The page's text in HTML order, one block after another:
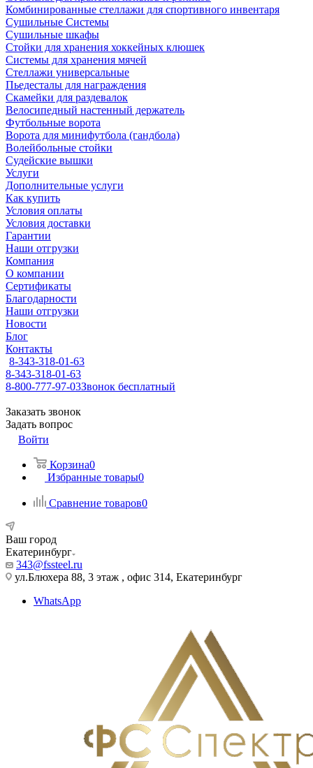
Комбинированные стеллажи для спортивного инвентаря
Сушильные Системы
Сушильные шкафы
Стойки для хранения хоккейных клюшек
Системы для хранения мячей
Стеллажи универсальные
Пьедесталы для награждения
Скамейки для раздевалок
Велосипедный настенный держатель
Футбольные ворота
Ворота для минифутбола (гандбола)
Волейбольные стойки
Судейские вышки
Услуги
Дополнительные услуги
Как купить
Условия оплаты
Условия доставки
Гарантии
Наши отгрузки
Компания
О компании
Сертификаты
Благодарности
Наши отгрузки
Новости
Блог
Контакты
8-343-318-01-63
8-343-318-01-63
8-800-777-97-03Звонок бесплатный
Заказать звонок
Задать вопрос
Войти
Корзина0
Избранные товары0
Сравнение товаров0
Ваш город
Екатеринбург
343@fssteel.ru
ул.Блюхера 88, 3 этаж , офис 314, Екатеринбург
WhatsApp